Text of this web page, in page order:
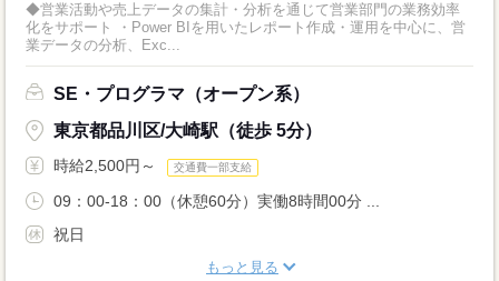
◆営業活動や売上データの集計・分析を通じて営業部門の業務効率
化をサポート ・Power BIを用いたレポート作成・運用を中心に、営
業データの分析、Exc...
SE・プログラマ（オープン系）
東京都品川区/大崎駅（徒歩 5分）
時給2,500円～ 交通費一部支給
09：00-18：00（休憩60分）実働8時間00分 ...
祝日
もっと見る